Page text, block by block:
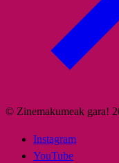
© Zinemakumeak gara!
Instagram
YouTube